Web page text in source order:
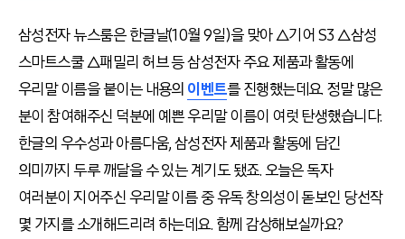
삼성전자 뉴스룸은 한글날(10월 9일)을 맞아 △기어 S3 △삼성
스마트스쿨 △패밀리 허브 등 삼성전자 주요 제품과 활동에
우리말 이름을 붙이는 내용의 이벤트를 진행했는데요. 정말 많은
분이 참여해주신 덕분에 예쁜 우리말 이름이 여럿 탄생했습니다.
한글의 우수성과 아름다움, 삼성전자 제품과 활동에 담긴
의미까지 두루 깨달을 수 있는 계기도 됐죠. 오늘은 독자
여러분이 지어주신 우리말 이름 중 유독 창의성이 돋보인 당선작
몇 가지를 소개해드리려 하는데요. 함께 감상해보실까요?